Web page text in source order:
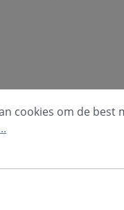
cookies om de best